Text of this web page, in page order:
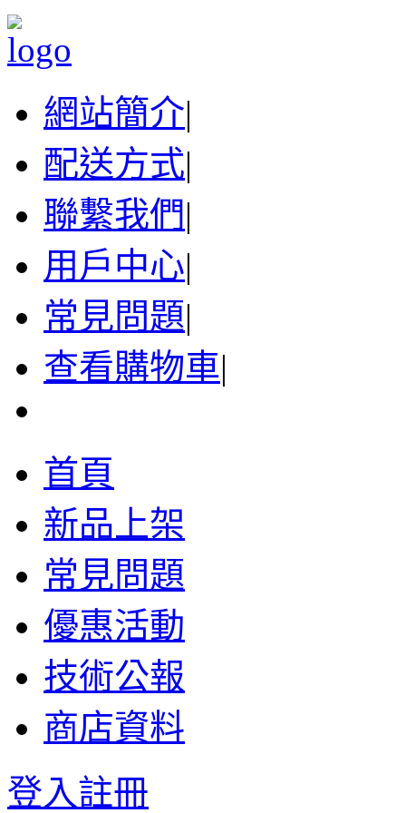
網站簡介|
配送方式|
聯繫我們|
用戶中心|
常見問題|
查看購物車|
首頁
新品上架
常見問題
優惠活動
技術公報
商店資料
登入註冊